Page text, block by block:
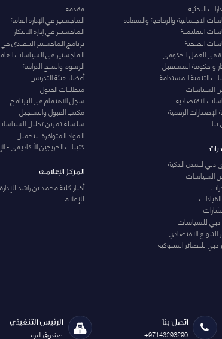
البحثية
الاجتماعية والرفاهية والسعادة
التعليمية
الصحية
في العمل الحكومي
و حكومة المستقبل
التنمية المستدامة
السياسات
الاقتصادية
الرقمية
دبي للمدن الذكية
السياسات
للسياسات
الاقتصادي
دبي للبصائر السلوكية
مقدمة
الماجستير في الإدارة العامة
الماجستير في إدارة الابتكار
برنامج الماجستير التنفيذي في
الماجستير في السياسات
الرسوم والمنح الدراسة
أعضاء هيئة التدريس
متطلبات القبول
سجل الاهتمام في البرنامج
مكتب القبول والتسجيل
سلسلة تمرين تحليل
المواد المتوافرة للتحميل
كتيبات الخريجين الأكاديمي -
المركز الإعلامي
أخبار كلية محمد بن راشد
للإعلام
اتصل بنا
+97143293290
الرئيس التنفيذي
صندوق البريد